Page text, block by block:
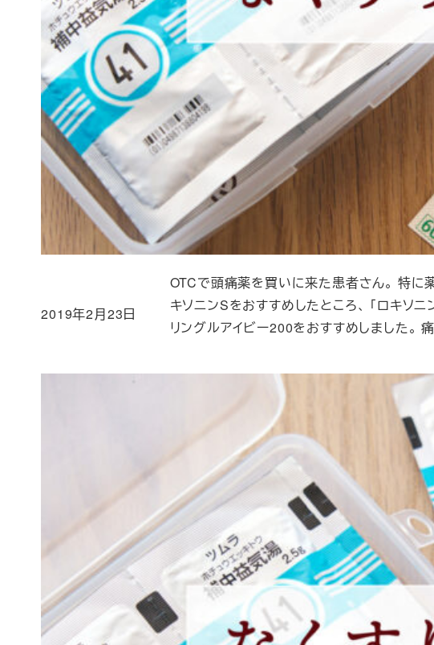
OTCで頭痛薬を買いに来た患者さん。 特に
キソニンSをおすすめしたところ、 「ロキソ
リングルアイビー200をおすすめしました。
投稿日
2019年2月23日